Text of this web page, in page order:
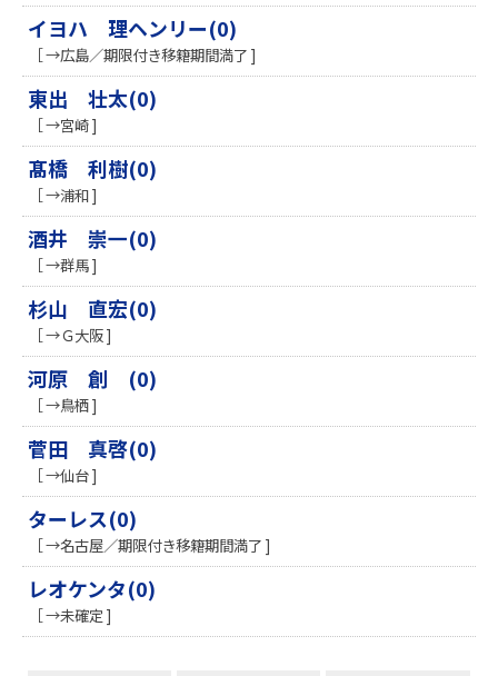
イヨハ 理ヘンリー(0)
［ →広島／期限付き移籍期間満了 ]
東出 壮太(0)
［ →宮崎 ]
髙橋 利樹(0)
［ →浦和 ]
酒井 崇一(0)
［ →群馬 ]
杉山 直宏(0)
［ →Ｇ大阪 ]
河原 創 (0)
［ →鳥栖 ]
菅田 真啓(0)
［ →仙台 ]
ターレス(0)
［ →名古屋／期限付き移籍期間満了 ]
レオケンタ(0)
［ →未確定 ]